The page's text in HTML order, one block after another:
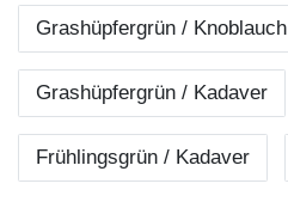
Grashüpfergrün / Knoblauch
Grashüpfergrün / Kadaver
Frühlingsgrün / Kadaver